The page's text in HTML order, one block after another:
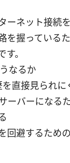
ーネット接続
を握っている
。
なるか
を直接見られに
ーバーになる
回避するため